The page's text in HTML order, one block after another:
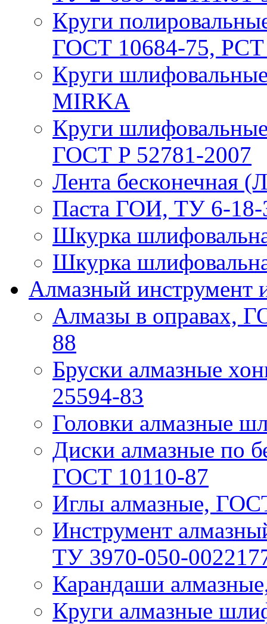
Круги
ГОСТ 10684-75,
Круги
MIRKA
Круги
ГОСТ P 52781-2007
Лента бесконечная
Паста ГОИ, ТУ 6-18-
Шкурка
Шкурка
Алмазный инструмент
Алмазы в оправах,
88
Бруски алмазные
25594-83
Головки алмазные
Диски алмазные по
ГОСТ 10110-87
Иглы алмазные,
Инструмент
ТУ 3970-050-
Карандаши
Круги алмазные